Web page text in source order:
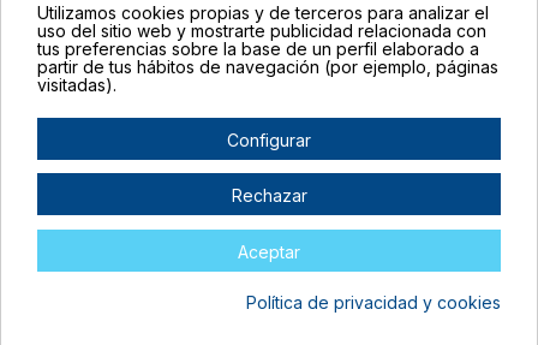
VA1695S100
TALLA ÚNICA ADULTO
Utilizamos cookies propias y de terceros para analizar el
uso del sitio web y mostrarte publicidad relacionada con
tus preferencias sobre la base de un perfil elaborado a
partir de tus hábitos de navegación (por ejemplo, páginas
visitadas).
Configurar
Rechazar
Aceptar
Política de privacidad y cookies